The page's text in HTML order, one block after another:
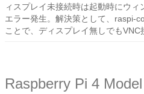
ィスプレイ未接続時は起動時にウ
エラー発生。解決策として、raspi-
ことで、ディスプレイ無しでもVNC
Raspberry Pi 4